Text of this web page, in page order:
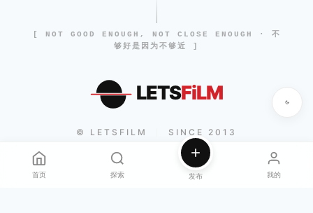
[ NOT GOOD ENOUGH, NOT CLOSE ENOUGH · 不
够好是因为不够近 ]
LETSFiLM
© LETSFILM SINCE 2013
首页 探索 发布 我的